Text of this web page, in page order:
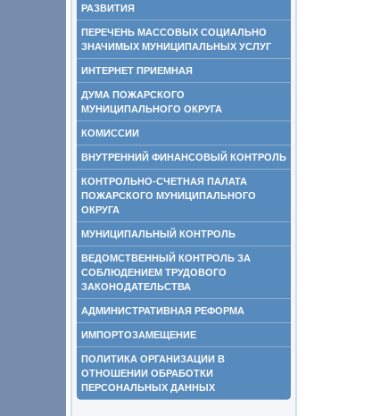
РАЗВИТИЯ
ПЕРЕЧЕНЬ МАССОВЫХ СОЦИАЛЬНО
ЗНАЧИМЫХ МУНИЦИПАЛЬНЫХ УСЛУГ
ИНТЕРНЕТ ПРИЕМНАЯ
ДУМА ПОЖАРСКОГО
МУНИЦИПАЛЬНОГО ОКРУГА
КОМИССИИ
ВНУТРЕННИЙ ФИНАНСОВЫЙ КОНТРОЛЬ
КОНТРОЛЬНО-СЧЕТНАЯ ПАЛАТА
ПОЖАРСКОГО МУНИЦИПАЛЬНОГО
ОКРУГА
МУНИЦИПАЛЬНЫЙ КОНТРОЛЬ
ВЕДОМСТВЕННЫЙ КОНТРОЛЬ ЗА
СОБЛЮДЕНИЕМ ТРУДОВОГО
ЗАКОНОДАТЕЛЬСТВА
АДМИНИСТРАТИВНАЯ РЕФОРМА
ИМПОРТОЗАМЕЩЕНИЕ
ПОЛИТИКА ОРГАНИЗАЦИИ В
ОТНОШЕНИИ ОБРАБОТКИ
ПЕРСОНАЛЬНЫХ ДАННЫХ